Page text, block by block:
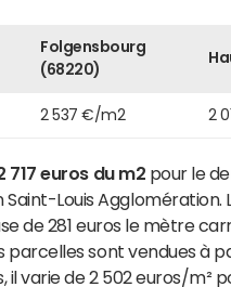
Folgensbourg
(68220)
2 537 €/m2 2
717 euros du m2 pour le
Louis Agglomération.
de 281 euros le mètre
parcelles sont vendues à
varie de 2 502 euros/m²